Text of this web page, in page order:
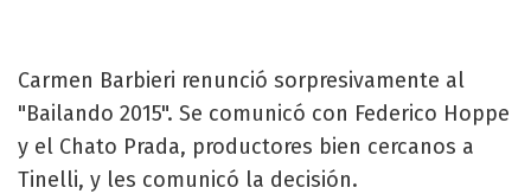
Carmen Barbieri renunció sorpresivamente al
"Bailando 2015". Se comunicó con Federico Hoppe
y el Chato Prada, productores bien cercanos a
Tinelli, y les comunicó la decisión.